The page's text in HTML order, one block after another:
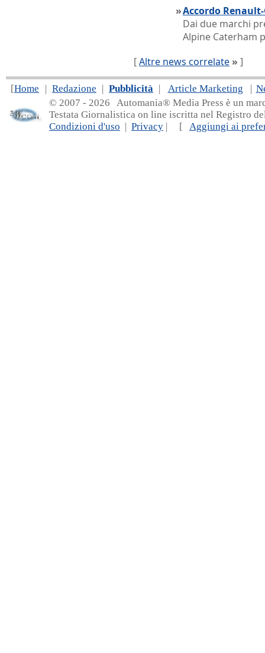
»Accordo
Dai due marchi
Alpine Caterham
[Altre news correlate » ]
[Home | Redazione | Pubblicità | Article Marketing |
© 2007 - 2026 Automania® Media Press è un
Testata Giornalistica on line iscritta nel Registro
Condizioni d'uso | Privacy | [ Aggiungi ai